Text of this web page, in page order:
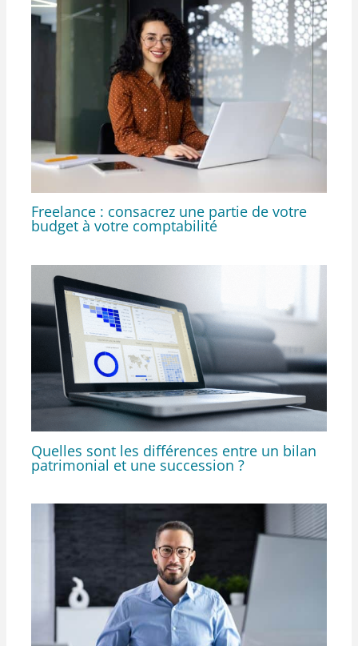
Freelance : consacrez une partie de votre
budget à votre comptabilité
Quelles sont les différences entre un bilan
patrimonial et une succession ?